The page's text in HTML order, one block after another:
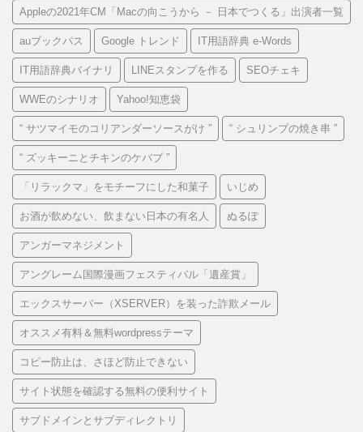
Appleの2021年CM「Macの向こうから － 日本でつくる」出演者一覧
auブックパス Google トレンド IT用語辞典 e-Words
IT用語辞典バイナリ LINEスタンプを作る SEOチェキ
WWEのシナリオ Yahoo!知恵袋
“ サツマイモのコリアンダーソースがけ ” “ シュリンプの焼き串 ”
“ ズッキーニとチキンのケバブ ”
「リラックマ」をモチーフにした和菓子 いじめ
お酒が飲めない、飲まない日本の有名人 ぬるぽ
アンガーマネジメント
アングレーム国際漫画フェスティバル「遺産賞」
エックスサーバー（XSERVER）を装った詐欺メール
オススメ有料＆無料wordpressテーマ
コピー防止は、さほど防止できない
サイト状態を確認する無料の便利サイト
サブドメインとサブディレクトリ